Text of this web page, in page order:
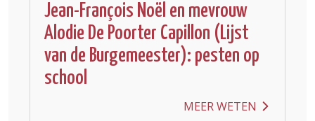
Jean-François Noël en mevrouw
Alodie De Poorter Capillon (Lijst
van de Burgemeester): pesten op
school
MEER WETEN